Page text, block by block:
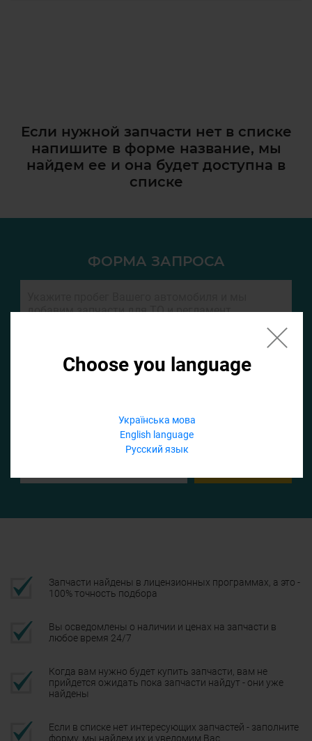
Choose you language
Українська мова
English language
Русский язык
Если нужной запчасти нет в списке
напишите в форме название, мы
найдем ее и она будет доступна в
списке
ФОРМА ЗАПРОСА
Запчасти найдены в лицензионных программах, а это -
100% точность подбора
Вы осведомлены о наличии и ценах на запчасти в
любое время 24/7
Когда вам нужно будет купить запчасти, вам не
прийдется ожидать пока запчасти найдут - они уже
найдены
Если в списке нет интересующих запчастей - заполните
форму, мы найдем их и уведомим Вас